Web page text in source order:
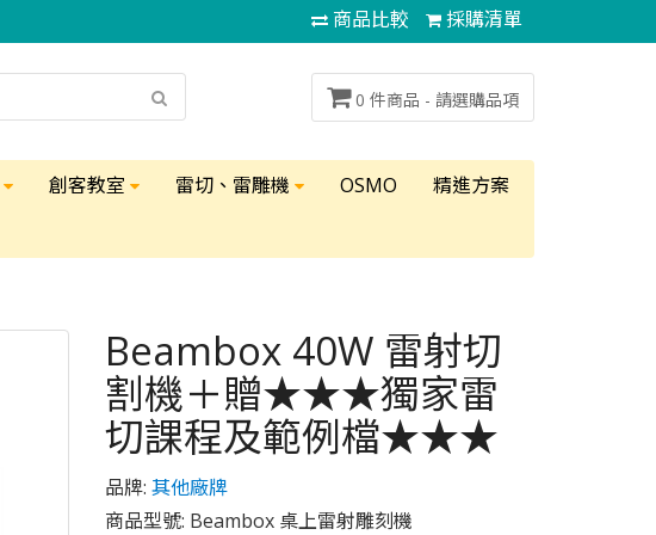
商品比較 採購清單
0 件商品 - 請選購品項
創客教室 雷切、雷雕機 OSMO
精進方案
Beambox 40W 雷射切
割機＋贈★★★獨家雷
切課程及範例檔★★★
品牌: 其他廠牌
商品型號: Beambox 桌上雷射雕刻機